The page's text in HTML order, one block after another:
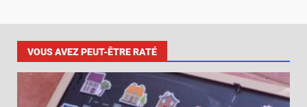
VOUS AVEZ PEUT-ÊTRE RATÉ